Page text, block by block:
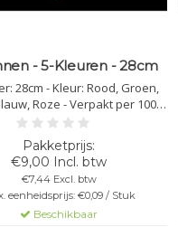
- 5-Kleuren - 28cm
28cm - Kleur: Rood, Groen,
Roze - Verpakt per 100
- Professionele kwaliteit -
voor helium - Beste
prijs/kwaliteit
€9,00 Incl. btw
€7,44 Excl. btw
eenheidsprijs: €0,09 / Stuk
Beschikbaar